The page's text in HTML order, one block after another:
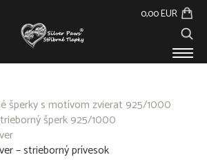
0,00 EUR
O NÁS
šperky s motívom zvierat 925/1000
šperk 925/1000
– strieborný prívesok